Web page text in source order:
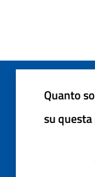
Quanto
su